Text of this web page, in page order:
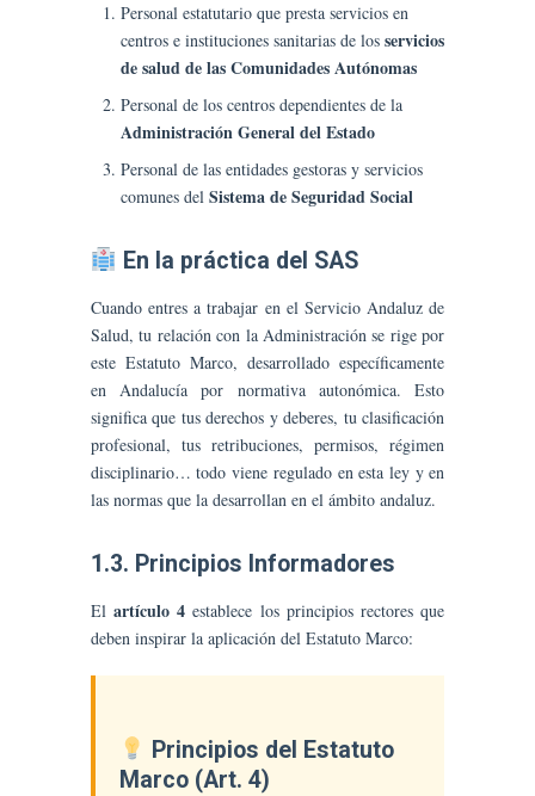
Personal estatutario que presta servicios en
centros e instituciones sanitarias de los servicios
de salud de las Comunidades Autónomas
Personal de los centros dependientes de la
Administración General del Estado
Personal de las entidades gestoras y servicios
comunes del Sistema de Seguridad Social
En la práctica del SAS
Cuando entres a trabajar en el Servicio Andaluz de
Salud, tu relación con la Administración se rige por
este Estatuto Marco, desarrollado específicamente
en Andalucía por normativa autonómica. Esto
significa que tus derechos y deberes, tu clasificación
profesional, tus retribuciones, permisos, régimen
disciplinario… todo viene regulado en esta ley y en
las normas que la desarrollan en el ámbito andaluz.
1.3. Principios Informadores
El artículo 4 establece los principios rectores que
deben inspirar la aplicación del Estatuto Marco:
Principios del Estatuto
Marco (Art. 4)